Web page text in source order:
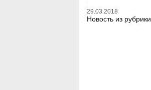
29.03.2018
Новость из рубрики